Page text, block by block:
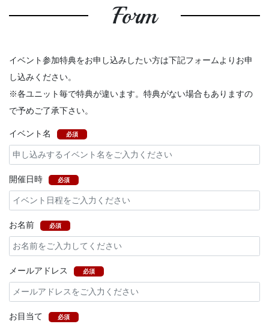
Form
イベント参加特典をお申し込みしたい方は下記フォームよりお申
し込みください。
※各ユニット毎で特典が違います。特典がない場合もありますの
で予めご了承下さい。
イベント名 必須
開催日時 必須
お名前 必須
メールアドレス 必須
お目当て 必須